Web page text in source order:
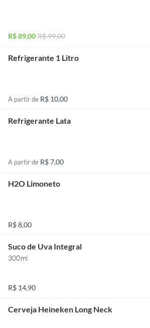
R$ 89,00 R$ 99,00
Refrigerante 1 Litro
A partir de R$ 10,00
Refrigerante Lata
A partir de R$ 7,00
H2O Limoneto
R$ 8,00
Suco de Uva Integral
300ml
R$ 14,90
Cerveja Heineken Long Neck